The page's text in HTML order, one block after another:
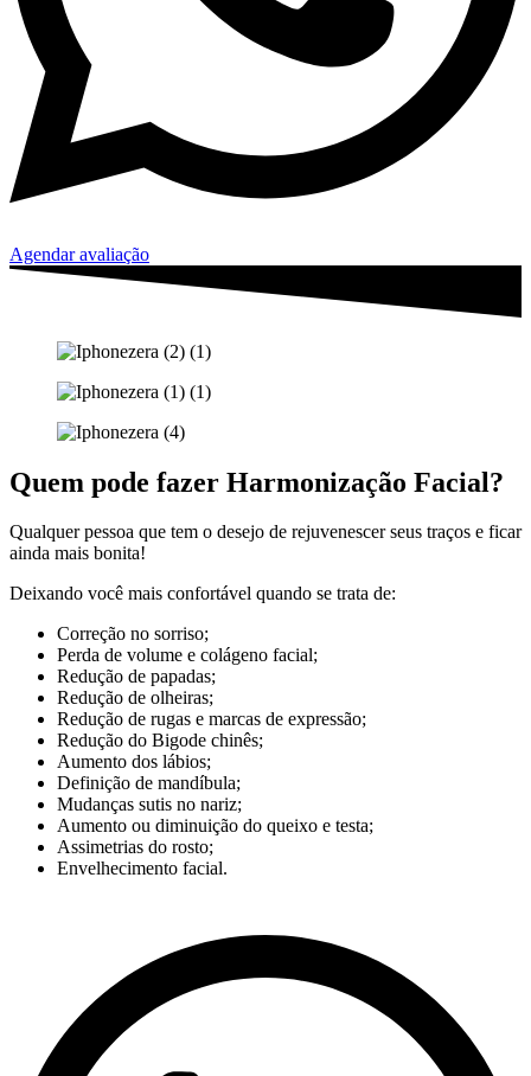
Agendar avaliação
Quem pode fazer Harmonização Facial?
Qualquer pessoa que tem o desejo de rejuvenescer seus traços e ficar
ainda mais bonita!
Deixando você mais confortável quando se trata de:
Correção no sorriso;
Perda de volume e colágeno facial;
Redução de papadas;
Redução de olheiras;
Redução de rugas e marcas de expressão;
Redução do Bigode chinês;
Aumento dos lábios;
Definição de mandíbula;
Mudanças sutis no nariz;
Aumento ou diminuição do queixo e testa;
Assimetrias do rosto;
Envelhecimento facial.